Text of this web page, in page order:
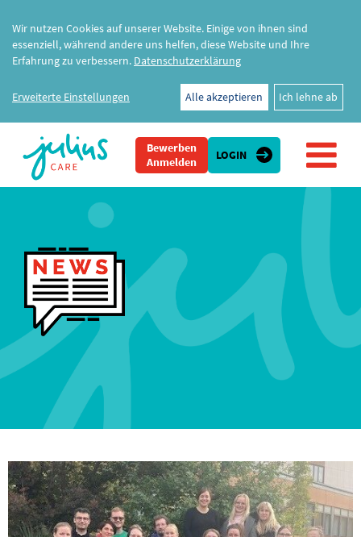
Wir nutzen Cookies auf unserer Website. Einige von ihnen sind
essenziell, während andere uns helfen, diese Website und Ihre
Erfahrung zu verbessern. Datenschutzerklärung
Erweiterte Einstellungen Ich lehne ab
Alle akzeptieren
Bewerben
Anmelden
LOGIN